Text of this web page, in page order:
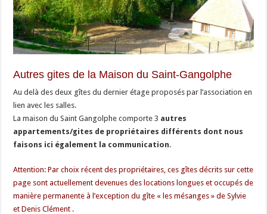
Autres gites de la Maison du Saint-Gangolphe
Au delà des deux gîtes du dernier étage proposés par l’association en
lien avec les salles.
La maison du Saint Gangolphe comporte 3 autres
appartements/gites de propriétaires différents dont nous
faisons ici également la communication.
Attention: Par choix récent des propriétaires, ces gîtes décrits sur cette
page sont actuellement devenues des locations longues et occupés de
manière permanente à l’exception du gîte « les mésanges » de Sylvie
et Denis Clément .